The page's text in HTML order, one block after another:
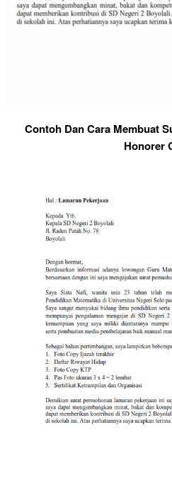
Contoh Dan Cara Membuat
Honorer